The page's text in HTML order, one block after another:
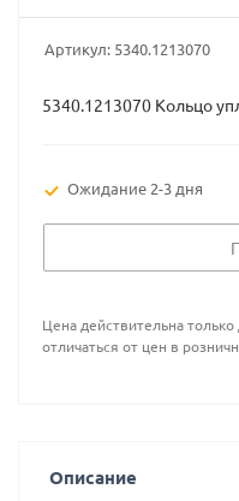
Артикул: 5340.1213070
5340.1213070 Кольцо
Ожидание 2-3 дня
Цена действительна
отличаться от цен в
Описание